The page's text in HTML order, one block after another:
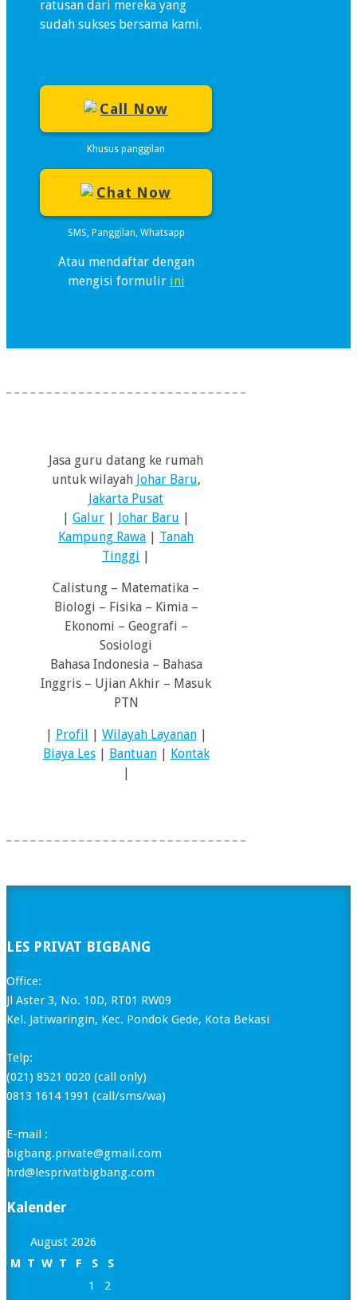
ratusan dari mereka yang
sudah sukses bersama kami.
Call Now
Khusus panggilan
Chat Now
SMS, Panggilan, Whatsapp
Atau mendaftar dengan
mengisi formulir ini
Jasa guru datang ke rumah
untuk wilayah Johar Baru,
Jakarta Pusat
Galur Johar Baru
Kampung Rawa
Tanah
Tinggi
Calistung – Matematika –
Biologi – Fisika – Kimia –
Ekonomi – Geografi –
Sosiologi
Bahasa Indonesia – Bahasa
Inggris – Ujian Akhir – Masuk
PTN
Profil Wilayah Layanan|
Biaya Les| Bantuan|
Kontak
LES PRIVAT BIGBANG
Office:
Jl Aster 3, No. 10D, RT01 RW09
Kel. Jatiwaringin, Kec. Pondok Gede, Kota Bekasi
Telp:
(021) 8521 0020 (call only)
0813 1614 1991 (call/sms/wa)
E-mail :
bigbang.private@gmail.com
hrd@lesprivatbigbang.com
Kalender
August 2026
M T W T F S
S
1
2